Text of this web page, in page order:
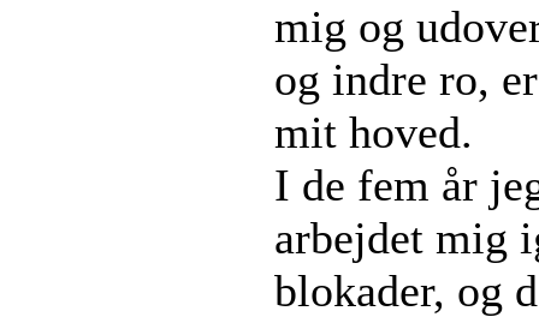
mig og
og indre ro,
mit hoved.
I de fem år
arbejdet mig
blokader, og